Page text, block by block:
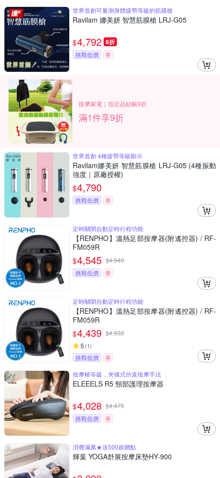
世界首創可量測身體疲勞等級的筋膜槍
Ravilam 娜美妍 智慧筋膜槍 LRJ-G05
$4,792 8折
挑戰低價 券
按摩家電｜指定品結帳9折
滿1件享9折
世界首創 4種疲勞等級顯示
Ravilam娜美妍 智慧筋膜槍 LRJ-G05 (4種振動
強度｜原廠授權)
$4,790
挑戰低價 券
定時關閉自動定時行程功能
【RENPHO】溫熱足部按摩器(附遙控器) / RF-
FM059R
$4,545 $4,940
挑戰低價
券
定時關閉自動定時行程功能
【RENPHO】溫熱足部按摩器(附遙控器) / RF-
FM059R
$4,439 $4,932
5 (1)
挑戰低價
券
按摩椅等級，夾揉式仿真按摩手法
ELEEELS R5 頸部護理按摩器
$4,028 $4,475
挑戰低價
券
消費滿萬★送500超贈點
輝葉 YOGA舒展按摩床墊HY-900